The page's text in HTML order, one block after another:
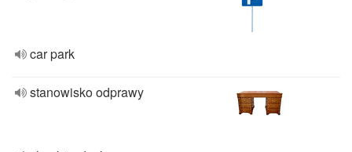
car park
stanowisko odprawy